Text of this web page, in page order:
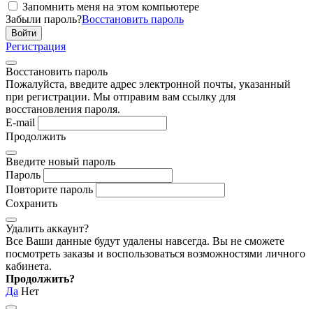
Запомнить меня на этом компьютере
Забыли пароль?Восстановить пароль
Регистрация
Восстановить пароль
Пожалуйста, введите адрес электронной почты, указанный
при регистрации. Мы отправим вам ссылку для
восстановления пароля.
E-mail
Продолжить
Введите новый пароль
Пароль
Повторите пароль
Сохранить
Удалить аккаунт?
Все Ваши данные будут удалены навсегда. Вы не сможете
посмотреть заказы и воспользоваться возможностями личного
кабинета.
Продолжить?
Да Нет